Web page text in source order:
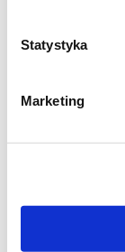
Statystyka
Marketing
Blaszkę od
pieczenia.
orzecha